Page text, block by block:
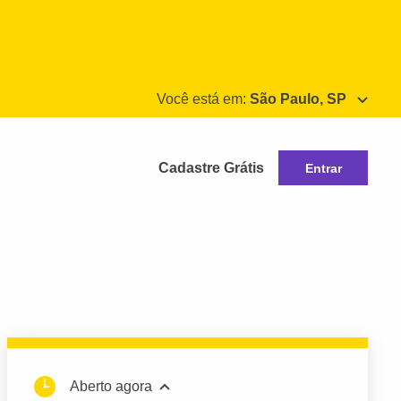
Você está em: São Paulo, SP
Cadastre Grátis Entrar
Aberto agora